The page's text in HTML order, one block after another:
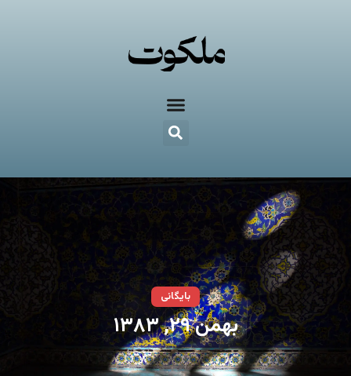
بایگانی
بهمن ۲۹, ۱۳۸۳